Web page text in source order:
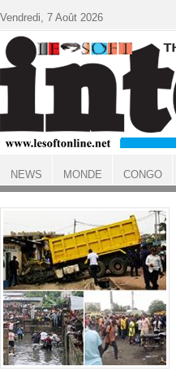
ACCUEIL
Vendredi, 7 Août 2026
NEWS MONDE CONGO